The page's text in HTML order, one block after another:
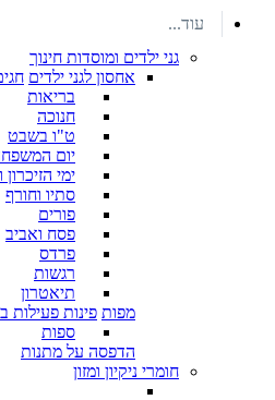
עוד...
גני ילדים ומוסדות חינוך
אחסון לגני ילדים
בריאות
חנוכה
ט"ו בשבט
יום
ימי
סתיו וחורף
פורים
פסח ואביב
פרדס
רגשות
תיאטרון
מפות פינות פעילות
ספות
הדפסה על מתנות
חומרי ניקיון ומזון